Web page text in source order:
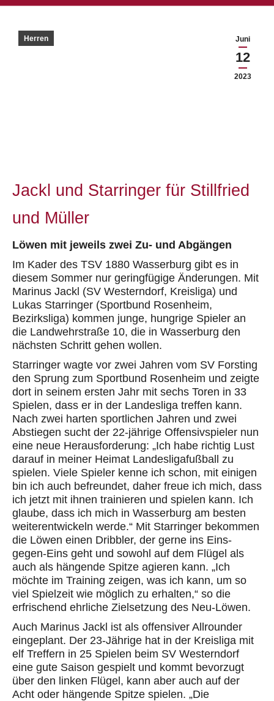
Juni
12
2023
Herren
Jackl und Starringer für Stillfried
und Müller
Löwen mit jeweils zwei Zu- und Abgängen
Im Kader des TSV 1880 Wasserburg gibt es in
diesem Sommer nur geringfügige Änderungen. Mit
Marinus Jackl (SV Westerndorf, Kreisliga) und
Lukas Starringer (Sportbund Rosenheim,
Bezirksliga) kommen junge, hungrige Spieler an
die Landwehrstraße 10, die in Wasserburg den
nächsten Schritt gehen wollen.
Starringer wagte vor zwei Jahren vom SV Forsting
den Sprung zum Sportbund Rosenheim und zeigte
dort in seinem ersten Jahr mit sechs Toren in 33
Spielen, dass er in der Landesliga treffen kann.
Nach zwei harten sportlichen Jahren und zwei
Abstiegen sucht der 22-jährige Offensivspieler nun
eine neue Herausforderung: „Ich habe richtig Lust
darauf in meiner Heimat Landesligafußball zu
spielen. Viele Spieler kenne ich schon, mit einigen
bin ich auch befreundet, daher freue ich mich, dass
ich jetzt mit ihnen trainieren und spielen kann. Ich
glaube, dass ich mich in Wasserburg am besten
weiterentwickeln werde.“ Mit Starringer bekommen
die Löwen einen Dribbler, der gerne ins Eins-
gegen-Eins geht und sowohl auf dem Flügel als
auch als hängende Spitze agieren kann. „Ich
möchte im Training zeigen, was ich kann, um so
viel Spielzeit wie möglich zu erhalten,“ so die
erfrischend ehrliche Zielsetzung des Neu-Löwen.
Auch Marinus Jackl ist als offensiver Allrounder
eingeplant. Der 23-Jährige hat in der Kreisliga mit
elf Treffern in 25 Spielen beim SV Westerndorf
eine gute Saison gespielt und kommt bevorzugt
über den linken Flügel, kann aber auch auf der
Acht oder hängende Spitze spielen. „Die